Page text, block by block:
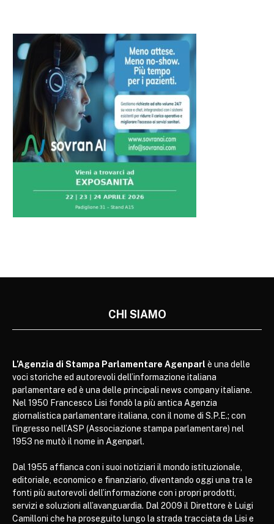
CHI SIAMO
L’Agenzia di Stampa Parlamentare Agenparl è una delle
voci storiche ed autorevoli dell’informazione italiana
parlamentare ed è una delle principali news company italiane.
Nel 1950 Francesco Lisi fondò la più antica Agenzia
giornalistica parlamentare italiana, con il nome di S.P.E.; con
l’ingresso nell’ASP (Associazione stampa parlamentare) nel
1953 ne mutò il nome in Agenparl.
Dal 1955 affianca con i suoi notiziari il mondo istituzionale,
editoriale, economico e finanziario, diventando oggi una tra le
fonti più autorevoli dell’informazione con i propri prodotti,
servizi e soluzioni all’avanguardia. Dal 2009 il Direttore è Luigi
Camilloni che ha proseguito lungo la strada tracciata da Lisi e